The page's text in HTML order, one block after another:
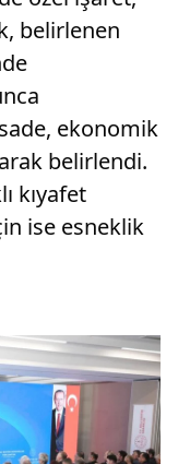
belirlenen
ekonomik
belirlendi.
kıyafet
ise esneklik